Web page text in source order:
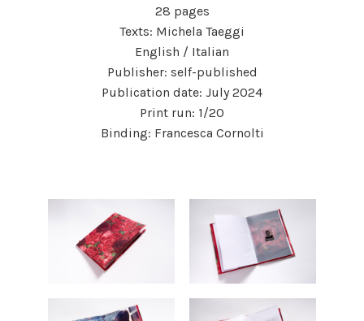
28 pages
Texts: Michela Taeggi
English / Italian
Publisher: self-published
Publication date: July 2024
Print run: 1/20
Binding: Francesca Cornolti